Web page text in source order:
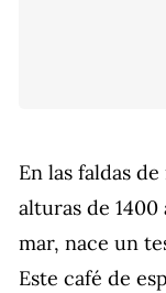
En las faldas
alturas de
mar, nace un
Este café de